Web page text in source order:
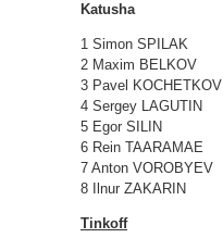
Katusha
1 Simon SPILAK
2 Maxim BELKOV
3 Pavel KOCHETKOV
4 Sergey LAGUTIN
5 Egor SILIN
6 Rein TAARAMAE
7 Anton VOROBYEV
8 Ilnur ZAKARIN
Tinkoff